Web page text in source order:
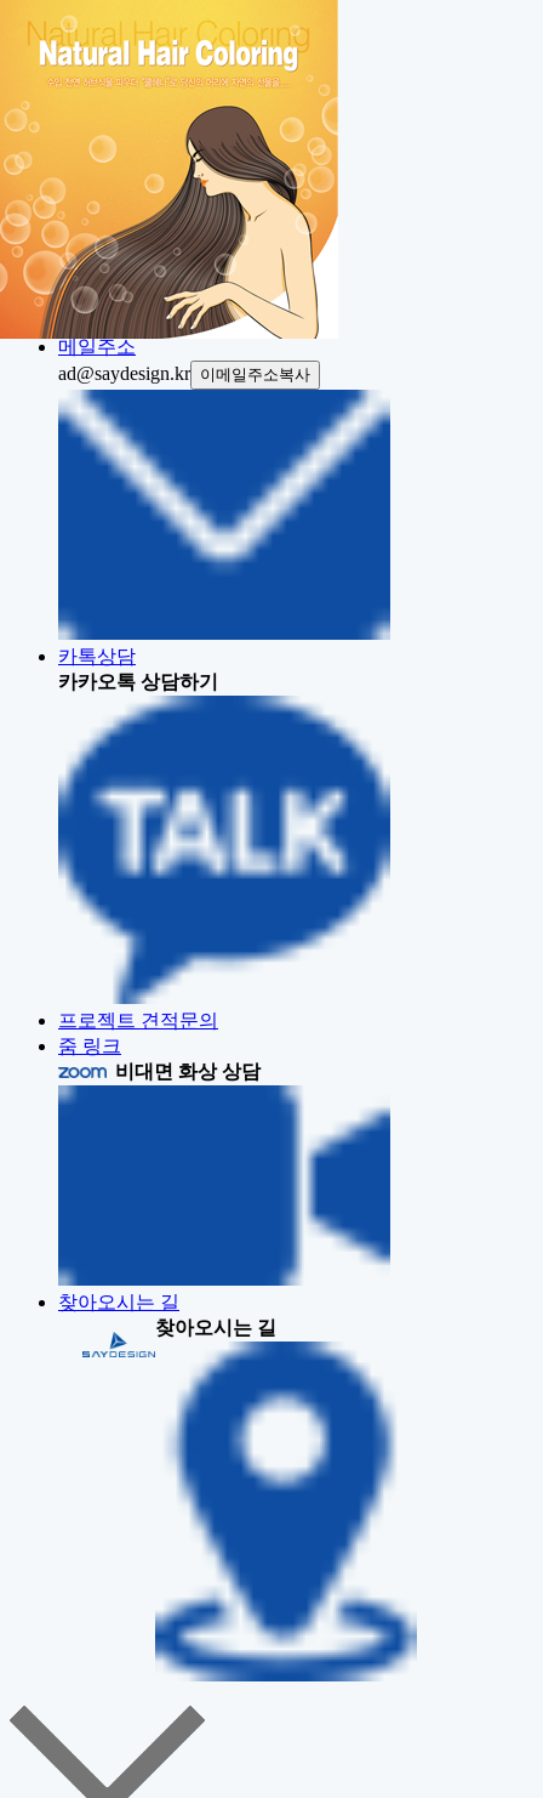
Home
About
Portfolio
Contact
Project
전화번호
전화상담 031.423.7337
메일주소
ad@saydesign.kr 이메일주소복사
카톡상담
카카오톡 상담하기
프로젝트 견적문의
줌 링크
비대면 화상 상담
찾아오시는 길
찾아오시는 길